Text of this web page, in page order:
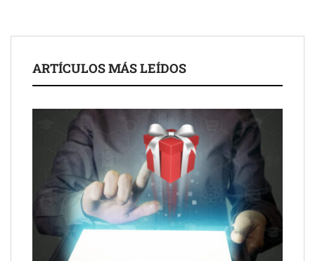
UrbanPay lanza en 19 mercados europeos su solución de pagos
inmobiliarios: hasta 82% de ahorro por cobro
Gestoría Online reduce a unas horas el alta de autónomo
ARTÍCULOS MÁS LEÍDOS